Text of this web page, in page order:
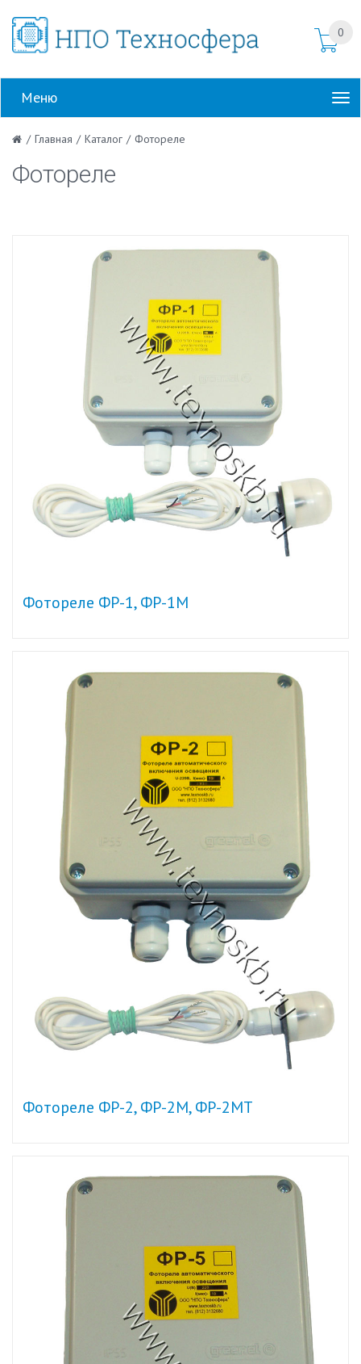
0
Меню
/ Главная / Каталог / Фотореле
Фотореле
Фотореле ФР-1, ФР-1М
Фотореле ФР-2, ФР-2М, ФР-2МТ